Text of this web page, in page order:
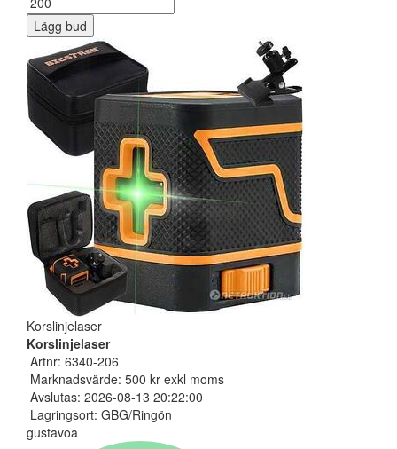
Lägg bud
Korslinjelaser
Korslinjelaser
Artnr: 6340-206
Marknadsvärde: 500 kr exkl moms
Avslutas: 2026-08-13 20:22:00
Lagringsort: GBG/Ringön
gustavoa